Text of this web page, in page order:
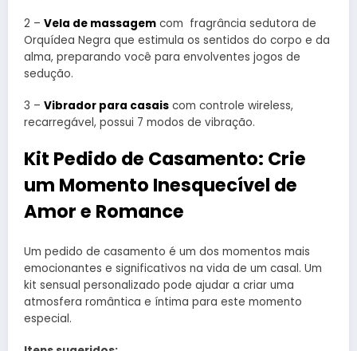
2 – Vela de massagem com fragrância sedutora de
Orquídea Negra que estimula os sentidos do corpo e da
alma, preparando você para envolventes jogos de
sedução.
3 – Vibrador para casais com controle wireless,
recarregável, possui 7 modos de vibração.
Kit Pedido de Casamento: Crie
um Momento Inesquecível de
Amor e Romance
Um pedido de casamento é um dos momentos mais
emocionantes e significativos na vida de um casal. Um
kit sensual personalizado pode ajudar a criar uma
atmosfera romântica e íntima para este momento
especial.